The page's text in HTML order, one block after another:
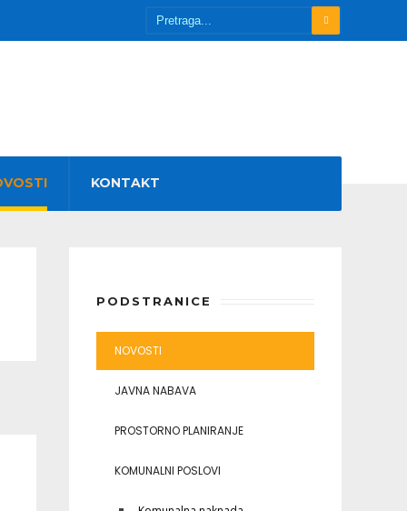
KONTAKT
PODSTRANICE
NOVOSTI
JAVNA NABAVA
PROSTORNO PLANIRANJE
KOMUNALNI POSLOVI